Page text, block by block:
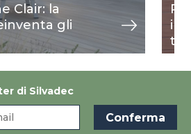
Clair: la
gli
di Silvadec